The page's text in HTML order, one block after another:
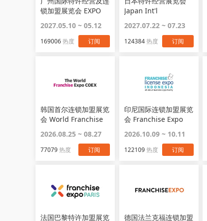
锁加盟展览会 EXPO
GUANGZHOU
2027.05.10 ~ 05.12
169006热度 订阅
Japan Int'l
2027.07.22 ~ 07.23
124384热度 订阅
韩国首尔连锁加盟展览
会 World Franchise
2026.08.25 ~ 08.27
77079热度 订阅
印尼国际连锁加盟展览
会 Franchise Expo
2026.10.09 ~ 10.11
122109热度 订阅
法国巴黎特许加盟展览 德国法兰克福连锁加盟